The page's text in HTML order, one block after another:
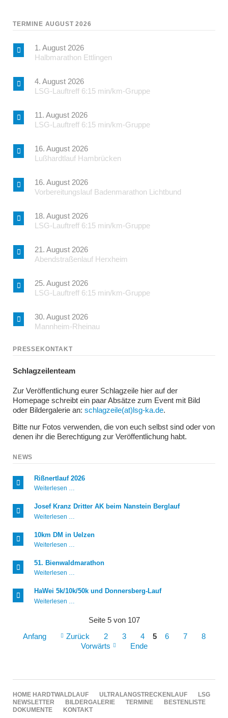
TERMINE AUGUST 2026
1. August 2026
Halbmarathon Ettlingen
4. August 2026
LSG-Lauftreff 6:15 min/km-Gruppe
11. August 2026
LSG-Lauftreff 6:15 min/km-Gruppe
16. August 2026
Lußhardtlauf Hambrücken
16. August 2026
Vorbereitungslauf Badenmarathon Lichtbund
18. August 2026
LSG-Lauftreff 6:15 min/km-Gruppe
21. August 2026
Abendstraßenlauf Herxheim
25. August 2026
LSG-Lauftreff 6:15 min/km-Gruppe
30. August 2026
Mannheim-Rheinau
PRESSEKONTAKT
Schlagzeilenteam
Zur Veröffentlichung eurer Schlagzeile hier auf der
Homepage schreibt ein paar Absätze zum Event mit Bild
oder Bildergalerie an: schlagzeile(at)lsg-ka.de.
Bitte nur Fotos verwenden, die von euch selbst sind oder von
denen ihr die Berechtigung zur Veröffentlichung habt.
NEWS
Rißnertlauf 2026
Weiterlesen …
Josef Kranz Dritter AK beim Nanstein Berglauf
Weiterlesen …
Dritter
AK
beim
Berglauf
10km DM in Uelzen
Weiterlesen …
Uelzen
51. Bienwaldmarathon
Weiterlesen …
HaWei 5k/10k/50k und Donnersberg-Lauf
Weiterlesen …
Donnersberg-
Seite 5 von 107
Anfang
Zurück 2 3 4 5 6 7
8
Vorwärts
Ende
NAVIGATION
ÜBERSPRINGEN
HOME HARDTWALDLAUF ULTRALANGSTRECKENLAUF
LSG
NEWSLETTER
BILDERGALERIE TERMINE
BESTENLISTE
DOKUMENTE
KONTAKT